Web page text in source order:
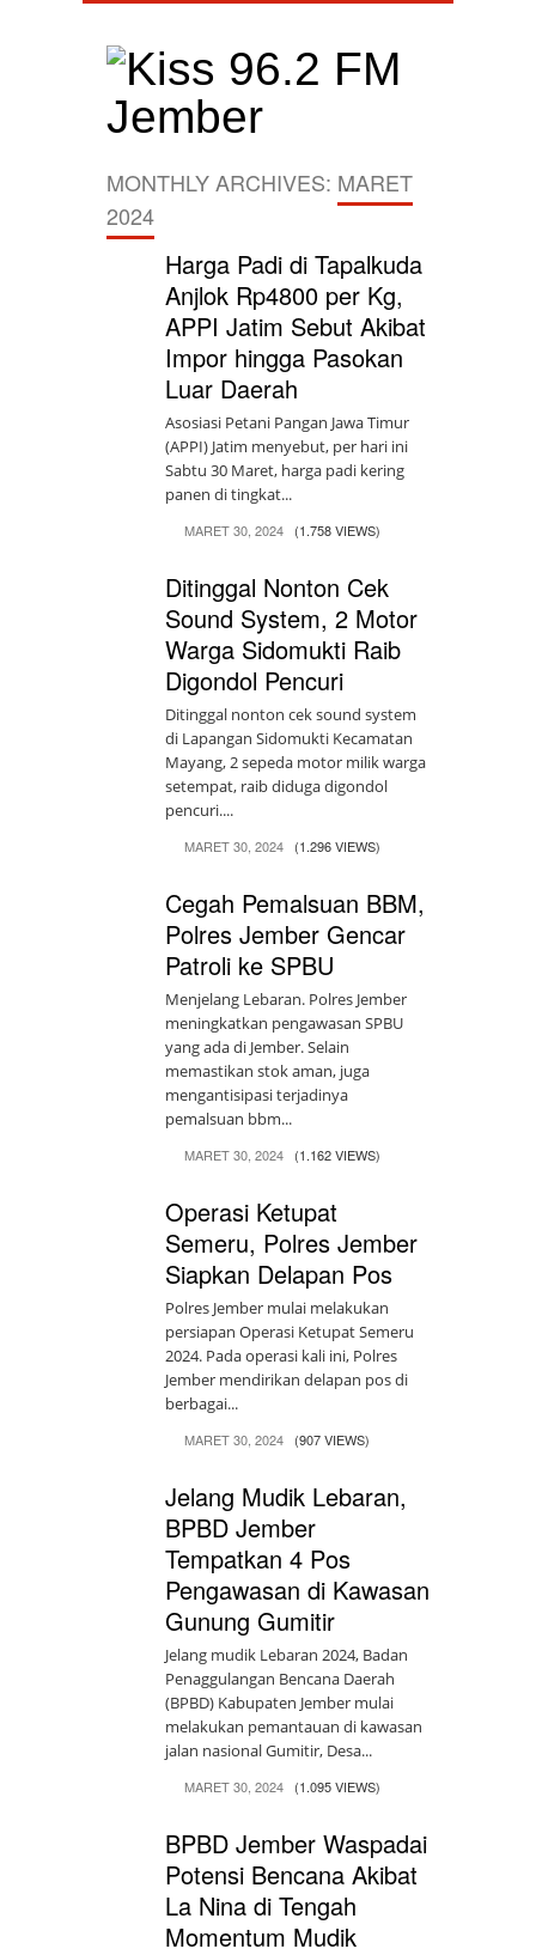
MONTHLY ARCHIVES: MARET
2024
Harga Padi di Tapalkuda
Anjlok Rp4800 per Kg,
APPI Jatim Sebut Akibat
Impor hingga Pasokan
Luar Daerah
Asosiasi Petani Pangan Jawa Timur
(APPI) Jatim menyebut, per hari ini
Sabtu 30 Maret, harga padi kering
panen di tingkat...
MARET 30, 2024 (1.758 VIEWS)
Ditinggal Nonton Cek
Sound System, 2 Motor
Warga Sidomukti Raib
Digondol Pencuri
Ditinggal nonton cek sound system
di Lapangan Sidomukti Kecamatan
Mayang, 2 sepeda motor milik warga
setempat, raib diduga digondol
pencuri....
MARET 30, 2024 (1.296 VIEWS)
Cegah Pemalsuan BBM,
Polres Jember Gencar
Patroli ke SPBU
Menjelang Lebaran. Polres Jember
meningkatkan pengawasan SPBU
yang ada di Jember. Selain
memastikan stok aman, juga
mengantisipasi terjadinya
pemalsuan bbm...
MARET 30, 2024 (1.162 VIEWS)
Operasi Ketupat
Semeru, Polres Jember
Siapkan Delapan Pos
Polres Jember mulai melakukan
persiapan Operasi Ketupat Semeru
2024. Pada operasi kali ini, Polres
Jember mendirikan delapan pos di
berbagai...
MARET 30, 2024 (907 VIEWS)
Jelang Mudik Lebaran,
BPBD Jember
Tempatkan 4 Pos
Pengawasan di Kawasan
Gunung Gumitir
Jelang mudik Lebaran 2024, Badan
Penaggulangan Bencana Daerah
(BPBD) Kabupaten Jember mulai
melakukan pemantauan di kawasan
jalan nasional Gumitir, Desa...
MARET 30, 2024 (1.095 VIEWS)
BPBD Jember Waspadai
Potensi Bencana Akibat
La Nina di Tengah
Momentum Mudik